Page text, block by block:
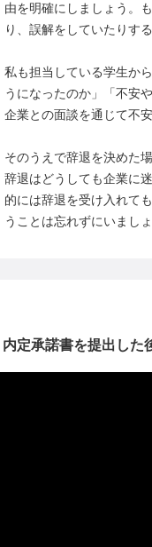
由を明確にしましょう。
り、誤解をしていたりす
私も担当している学生か
うになったのか」「不安
企業との面談を通じて不
そのうえで辞退を決めた
辞退はどうしても企業に
的には辞退を受け入れて
うことは忘れずにいましょ
内定承諾書を提出した